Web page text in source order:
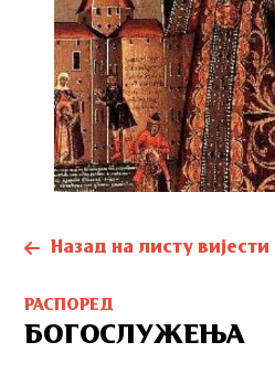
Назад на листу вијести
РАСПОРЕД
БОГОСЛУЖЕЊА